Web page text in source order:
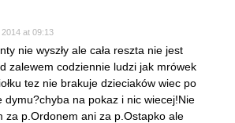
2014 at 09:13
nie wyszły ale cała reszta nie jest
zalewem codziennie ludzi jak mrówek
tez nie brakuje dzieciaków wiec po
dymu?chyba na pokaz i nic wiecej!Nie
za p.Ordonem ani za p.Ostapko ale